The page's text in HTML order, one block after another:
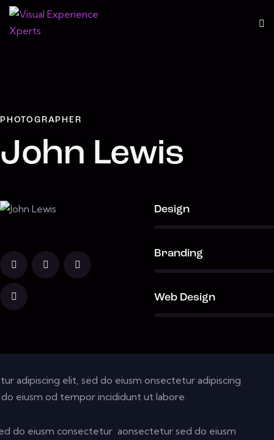
PHOTOGRAPHER
John Lewis
Design
Branding
Web Design
88%
adipiscing elit, sed do eiusm onsectetur adipiscing
eiusm od tempor incididunt ut labore.
do eiusm consectetur aonsectetur sed do eiusm